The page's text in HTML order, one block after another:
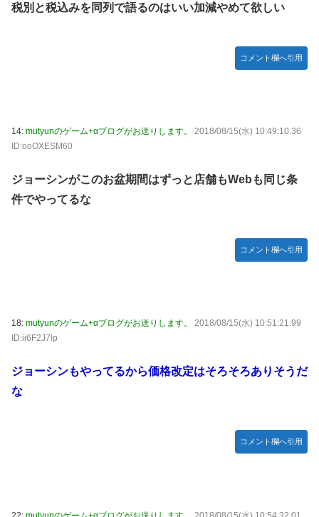
税別と税込みを同列で語るのはいい加減やめて欲しい
コメント欄へ引用
14: mutyunのゲーム+αブログがお送りします。
2018/08/15(水) 10:49:10.36
ID:ooOXESM60
ジョーシンがこのお盆期間はずっと店舗もWebも同じ条
件でやってるな
コメント欄へ引用
18: mutyunのゲーム+αブログがお送りします。
2018/08/15(水) 10:51:21.99
ID:ii6F2J7lp
ジョーシンもやってるから価格改定はそろそろありそうだ
な
コメント欄へ引用